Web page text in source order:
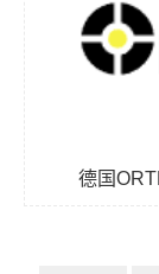
德国